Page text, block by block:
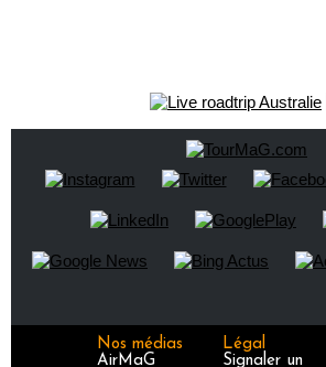
Nos médias
AirMaG
Légal
Signaler un